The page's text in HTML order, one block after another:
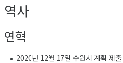
역사
연혁
2020년 12월 17일 수원시 계획 제